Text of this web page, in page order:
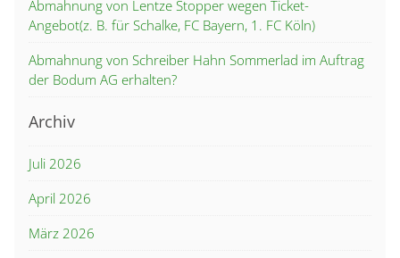
Abmahnung von Lentze Stopper wegen Ticket-
Angebot(z. B. für Schalke, FC Bayern, 1. FC Köln)
Abmahnung von Schreiber Hahn Sommerlad im Auftrag
der Bodum AG erhalten?
Archiv
Juli 2026
April 2026
März 2026